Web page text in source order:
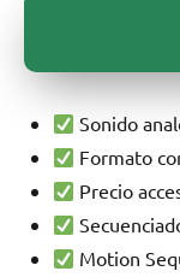
Sonido
Formato
Precio
Motion